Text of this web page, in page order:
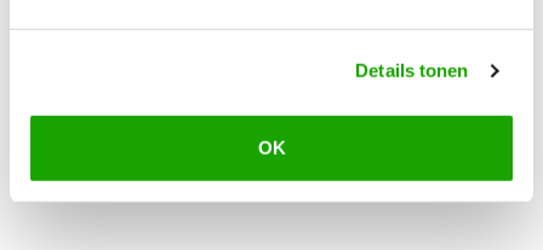
Details tonen
OK